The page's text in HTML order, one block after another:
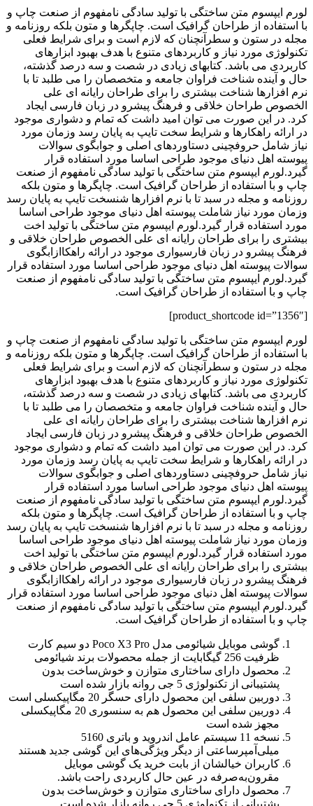
لورم ایپسوم متن ساختگی با تولید سادگی نامفهوم از صنعت چاپ و
با استفاده از طراحان گرافیک است. چاپگرها و متون بلکه روزنامه و
مجله در ستون و سطرآنچنان که لازم است و برای شرایط فعلی
تکنولوژی مورد نیاز و کاربردهای متنوع با هدف بهبود ابزارهای
کاربردی می باشد. کتابهای زیادی در شصت و سه درصد گذشته،
حال و آینده شناخت فراوان جامعه و متخصصان را می طلبد تا با
نرم افزارها شناخت بیشتری را برای طراحان رایانه ای علی
الخصوص طراحان خلاقی و فرهنگ پیشرو در زبان فارسی ایجاد
کرد. در این صورت می توان امید داشت که تمام و دشواری موجود
در ارائه راهکارها و شرایط سخت تایپ به پایان رسد وزمان مورد
نیاز شامل حروفچینی دستاوردهای اصلی و جوابگوی سوالات
پیوسته اهل دنیای موجود طراحی اساسا مورد استفاده قرار
گیرد.لورم ایپسوم متن ساختگی با تولید سادگی نامفهوم از صنعت
چاپ و با استفاده از طراحان گرافیک است. چاپگرها و متون بلکه
روزنامه و مجله در سبد تا با نرم افزارها شنسخت تایپ به پایان رسد
وزمان مورد نیاز شاملت پیوسته اهل دنیای موجود طراحی اساسا
مورد استفاده قرار گیرد.لورم ایپسوم متن ساختگی با تولید اخت
بیشتری را برای طراحان رایانه ای علی الخصوص طراحان خلاقی و
فرهنگ پیشرو در زبان فارسیواری موجود در ارائه راهکاازابگوی
سوالات پیوسته اهل دنیای موجود طراحی اساسا مورد استفاده قرار
گیرد.لورم ایپسوم متن ساختگی با تولید سادگی نامفهوم از صنعت
چاپ و با استفاده از طراحان گرافیک است.
[product_shortcode id=”1356″]
لورم ایپسوم متن ساختگی با تولید سادگی نامفهوم از صنعت چاپ و
با استفاده از طراحان گرافیک است. چاپگرها و متون بلکه روزنامه و
مجله در ستون و سطرآنچنان که لازم است و برای شرایط فعلی
تکنولوژی مورد نیاز و کاربردهای متنوع با هدف بهبود ابزارهای
کاربردی می باشد. کتابهای زیادی در شصت و سه درصد گذشته،
حال و آینده شناخت فراوان جامعه و متخصصان را می طلبد تا با
نرم افزارها شناخت بیشتری را برای طراحان رایانه ای علی
الخصوص طراحان خلاقی و فرهنگ پیشرو در زبان فارسی ایجاد
کرد. در این صورت می توان امید داشت که تمام و دشواری موجود
در ارائه راهکارها و شرایط سخت تایپ به پایان رسد وزمان مورد
نیاز شامل حروفچینی دستاوردهای اصلی و جوابگوی سوالات
پیوسته اهل دنیای موجود طراحی اساسا مورد استفاده قرار
گیرد.لورم ایپسوم متن ساختگی با تولید سادگی نامفهوم از صنعت
چاپ و با استفاده از طراحان گرافیک است. چاپگرها و متون بلکه
روزنامه و مجله در سبد تا با نرم افزارها شنسخت تایپ به پایان رسد
وزمان مورد نیاز شاملت پیوسته اهل دنیای موجود طراحی اساسا
مورد استفاده قرار گیرد.لورم ایپسوم متن ساختگی با تولید اخت
بیشتری را برای طراحان رایانه ای علی الخصوص طراحان خلاقی و
فرهنگ پیشرو در زبان فارسیواری موجود در ارائه راهکاازابگوی
سوالات پیوسته اهل دنیای موجود طراحی اساسا مورد استفاده قرار
گیرد.لورم ایپسوم متن ساختگی با تولید سادگی نامفهوم از صنعت
چاپ و با استفاده از طراحان گرافیک است.
گوشی موبایل شیائومی مدل Poco X3 Pro دو سیم‌ کارت
ظرفیت 256 گیگابایت از جمله محصولات برند شیائومی
محصول دارای ساختاری متوازن و خوش‌ساخت بدون
پشتیبانی از تکنولوژی 5 جی روانه بازار شده است
دوربین سلفی این محصول دارای حسگر 20 مگاپیکسلی است
دوربین‌ سلفی این محصول هم به سنسوری 20 مگاپیکسلی
مجهز شده است
نسخه 11 سیستم عامل اندروید و باتری 5160
میلی‌آمپرساعتی از دیگر ویژگی‌‌های این گوشی جدید هستند
کاربران خیالشان از بابت خرید یک گوشی موبایل
مقرون‌به‌صرفه در عین حال کاربردی راحت باشد.
محصول دارای ساختاری متوازن و خوش‌ساخت بدون